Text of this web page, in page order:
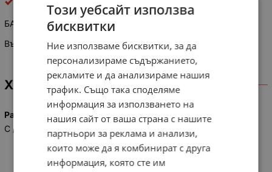
БАТЕРИЯ TOSHIBA R14K 1.5V
Въглеродно-цинкова батерия с манганов диоксид (MO2)
ХАРАКТЕРИСТИКИ
Размер
C / R14
Този уебсайт използва
бисквитки
Ние използваме бисквитки, за да
персонализираме съдържанието,
рекламите и да анализираме нашия
трафик. Също така споделяме
информация за използването на
нашия сайт от ваша страна с нашите
партньори за реклама и анализи,
които може да я комбинират с друга
информация, която сте им